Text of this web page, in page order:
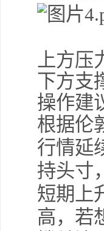
上方压
下方支
操作建
根据伦
行情延
持头寸
短期上
高，若